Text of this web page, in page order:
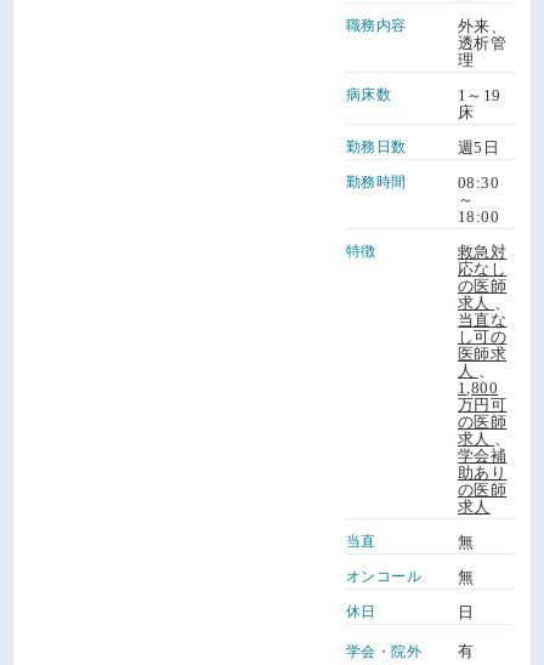
職務内容
外来、
透析管
理
病床数
1～19
床
勤務日数 週5日
勤務時間
08:30
～
18:00
特徴
救急対
応なし
の医師
求人
当直な
し可の
医師求
人
1,800
万円可
の医師
求人
学会補
助あり
の医師
求人
当直 無
オンコール 無
休日 日
学会・院外
有